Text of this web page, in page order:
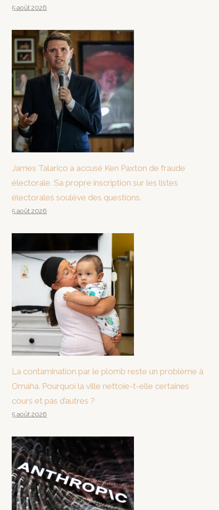
5 août 2026
James Talarico a accusé Ken Paxton de fraude
électorale. Sa propre inscription sur les listes
électorales soulève des questions.
5 août 2026
La contamination par le plomb reste un problème à
Omaha. Pourquoi la ville nettoie-t-elle certaines
cours et pas d’autres ?
5 août 2026